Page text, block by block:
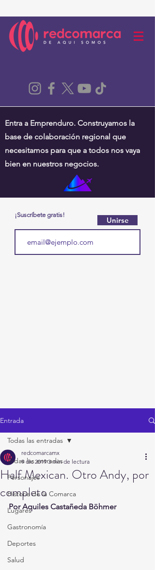
Entra a Emprenduro. Construyamos la
base de colaboración regional que
necesitamos para que a todos nos vaya
bien en nuestros negocios.
¡Suscríbete gratis!
Unirse
Entrada
Todas las entradas
Personajes
Historia de la Comarca
Lugares
Gastronomía
Deportes
Salud
Todas las entradas
Half Mexican. Otro Andy, por
completo
redcomarcamx
9 dic 2019 3 min de lectura
Por Aquiles Castañeda Böhmer